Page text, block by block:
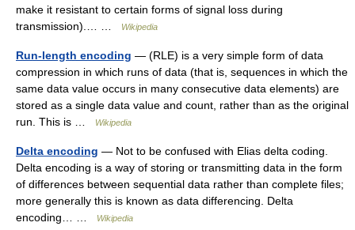
make it resistant to certain forms of signal loss during
transmission).… …
Wikipedia
Run-length encoding — (RLE) is a very simple form of data
compression in which runs of data (that is, sequences in which the
same data value occurs in many consecutive data elements) are
stored as a single data value and count, rather than as the original
run. This is …
Wikipedia
Delta encoding — Not to be confused with Elias delta coding.
Delta encoding is a way of storing or transmitting data in the form
of differences between sequential data rather than complete files;
more generally this is known as data differencing. Delta
encoding… …
Wikipedia